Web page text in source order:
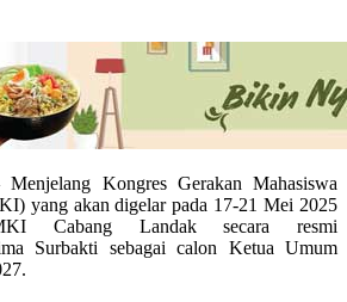
Kongres Gerakan Mahasiswa
yang akan digelar pada 17-21 Mei 2025
Cabang Landak secara resmi
Surbakti sebagai calon Ketua Umum